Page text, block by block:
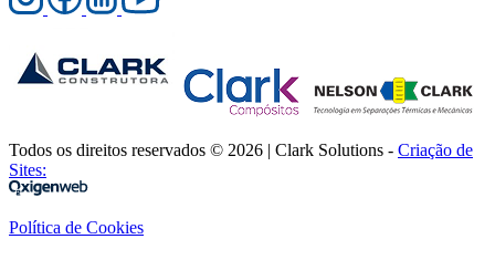
Todos os direitos reservados © 2026 | Clark Solutions - Criação de
Sites:
Política de Cookies